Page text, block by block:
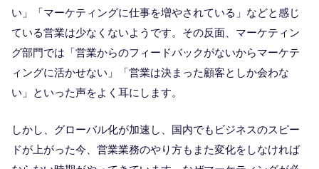
い」「マーケティングに仕事を増やされている」などと感じ
ている営業は少なくないようです。その反面、マーケティン
グ部門では「営業からのフィードバックがないからマーケテ
ィングに活かせない」「営業は決まった顧客としか会わな
い」といった声をよく耳にします。
しかし、グローバル化が加速し、国内でもビジネスのスピー
ドが上がった今、営業業務のやり方もまた変化をしなければ